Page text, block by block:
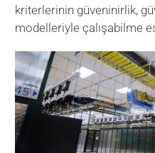
kriterlerinin güveninirlik,
modelleriyle çalışabilme